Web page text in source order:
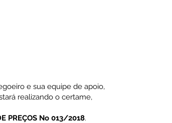
e sua equipe de apoio,
realizando o certame,
PREÇOS No 013/2018.